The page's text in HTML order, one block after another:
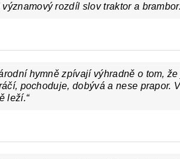
rozdíl slov traktor a
hymně zpívají výhradně o tom,
pochoduje, dobývá a nese prapor.
leží.“